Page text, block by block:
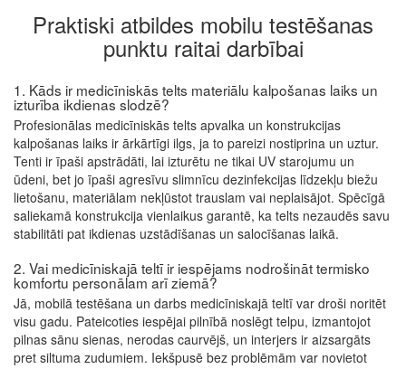
Praktiski atbildes mobilu testēšanas
punktu raitai darbībai
1. Kāds ir medicīniskās telts materiālu kalpošanas laiks un
izturība ikdienas slodzē?
Profesionālas medicīniskās telts apvalka un konstrukcijas
kalpošanas laiks ir ārkārtīgi ilgs, ja to pareizi nostiprina un uztur.
Tenti ir īpaši apstrādāti, lai izturētu ne tikai UV starojumu un
ūdeni, bet jo īpaši agresīvu slimnīcu dezinfekcijas līdzekļu biežu
lietošanu, materiālam nekļūstot trauslam vai neplaisājot. Spēcīgā
saliekamā konstrukcija vienlaikus garantē, ka telts nezaudēs savu
stabilitāti pat ikdienas uzstādīšanas un salocīšanas laikā.
2. Vai medicīniskajā teltī ir iespējams nodrošināt termisko
komfortu personālam arī ziemā?
Jā, mobilā testēšana un darbs medicīniskajā teltī var droši noritēt
visu gadu. Pateicoties iespējai pilnībā noslēgt telpu, izmantojot
pilnas sānu sienas, nerodas caurvējš, un interjers ir aizsargāts
pret siltuma zudumiem. Iekšpusē bez problēmām var novietot